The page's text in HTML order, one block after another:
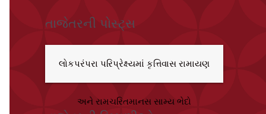
તાજેતરની પોસ્ટ્સ
લોકપરંપરા પરિપ્રેક્ષ્યમાં કૃત્તિવાસ રામાયણ
અને રામચરિતમાનસ સામ્ય ભેદો